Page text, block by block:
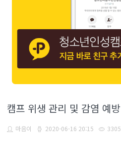
캠프 위생 관리 및 감염 예방
마음이 2020-06-16 20:15 3305